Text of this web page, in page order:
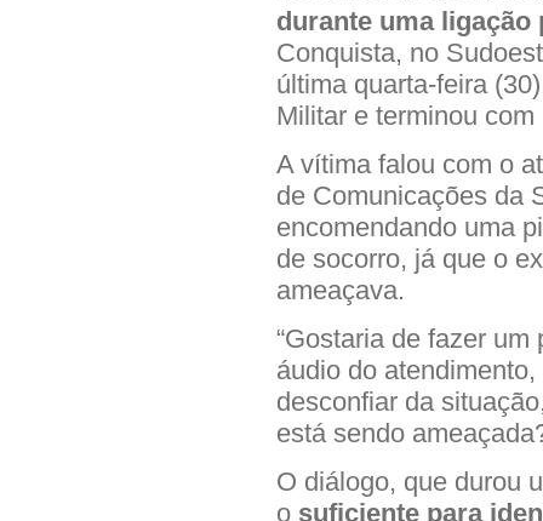
durante uma ligação
Conquista, no
última quarta-feira
Militar e terminou
A vítima falou com o
de Comunicações da
encomendando uma
de socorro, já que o
ameaçava.
“Gostaria de fazer um
áudio do
desconfiar da
está sendo
O diálogo, que durou
o suficiente para